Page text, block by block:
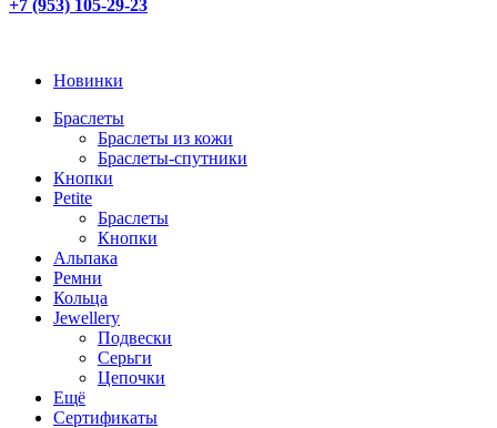
+7 (953) 105-29-23
Новинки
Браслеты
Браслеты из кожи
Браслеты-спутники
Кнопки
Petite
Браслеты
Кнопки
Альпака
Ремни
Кольца
Jewellery
Подвески
Серьги
Цепочки
Ещё
Сертификаты